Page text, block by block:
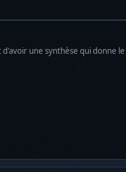
une synthèse qui donne